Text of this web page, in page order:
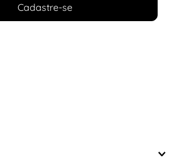
Cadastre-se